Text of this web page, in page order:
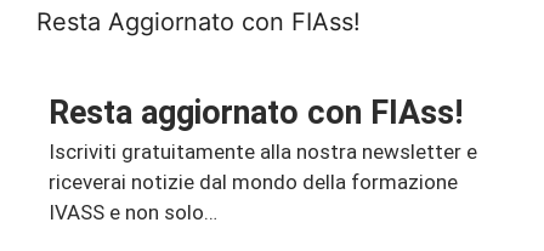
Resta Aggiornato con FIAss!
Resta aggiornato con FIAss!
Iscriviti gratuitamente alla nostra newsletter e
riceverai notizie dal mondo della formazione
IVASS e non solo…